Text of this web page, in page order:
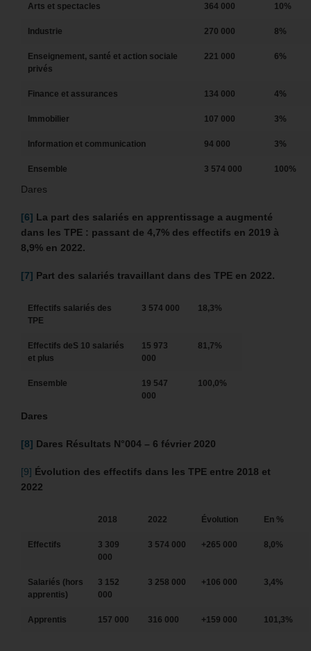
Arts et spectacles 364 000 10%
Industrie 270 000 8%
Enseignement, santé et action sociale
privés
221 000 6%
Finance et assurances 134 000 4%
Immobilier 107 000 3%
Information et communication 94 000 3%
Ensemble 3 574 000 100%
Dares
[6] La part des salariés en apprentissage a augmenté
dans les TPE : passant de 4,7% des effectifs en 2019 à
8,9% en 2022.
[7] Part des salariés travaillant dans des TPE en 2022.
Effectifs salariés des
TPE
3 574 000 18,3%
Effectifs deS 10 salariés
et plus
15 973
000
81,7%
Ensemble
19 547
000
100,0%
Dares
[8] Dares Résultats N°004 – 6 février 2020
[9] Évolution des effectifs dans les TPE entre 2018 et
2022
2018 2022 Évolution En %
Effectifs
3 309
000
3 574 000 +265 000 8,0%
Salariés (hors
apprentis)
3 152
000
3 258 000 +106 000 3,4%
Apprentis 157 000 316 000 +159 000 101,3%